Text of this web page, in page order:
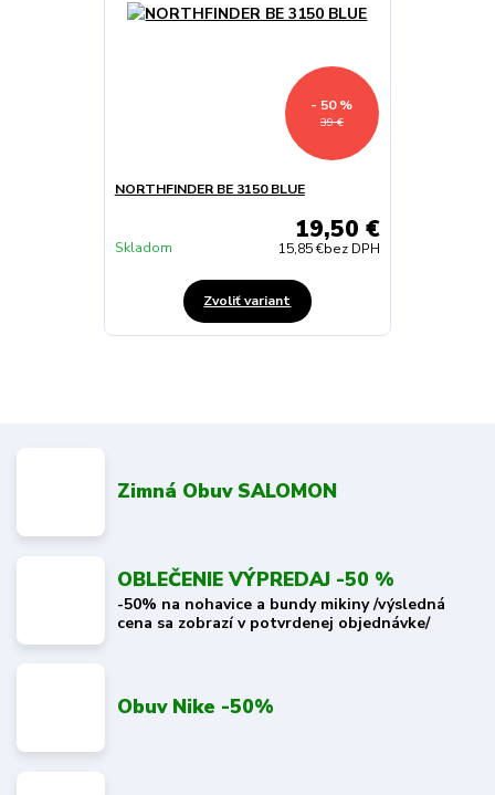
39 €
- 50 %
NORTHFINDER BE 3150 BLUE
19,50 €
15,85 €bez DPH
Skladom
Zvoliť variant
Zimná Obuv SALOMON
OBLEČENIE VÝPREDAJ -50 %
-50% na nohavice a bundy mikiny /výsledná
cena sa zobrazí v potvrdenej objednávke/
Obuv Nike -50%